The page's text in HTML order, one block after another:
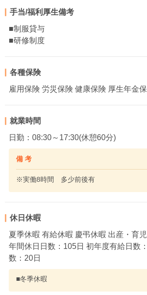
手当/福利厚生備考
■制服貸与
■研修制度
各種保険
雇用保険 労災保険 健康保険 厚生年金
就業時間
日勤：08:30～17:30(休憩60分)
備 考
※実働8時間 多少前後有
休日休暇
夏季休暇 有給休暇 慶弔休暇 出産・育
年間休日日数：105日 初年度有給日数
数：20日
■冬季休暇